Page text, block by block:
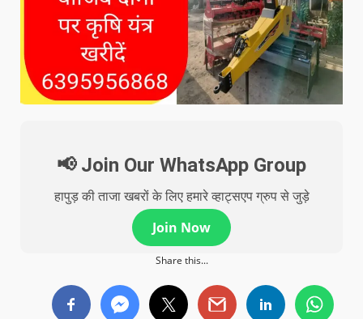
📢 Join Our WhatsApp Group
हापुड़ की ताजा खबरों के लिए हमारे व्हाट्सएप ग्रुप से जुड़े
Join Now
Share this...